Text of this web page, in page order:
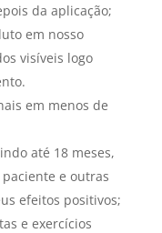
da aplicação;
em nosso
visíveis logo
em menos de
até 18 meses,
e outras
efeitos positivos;
e exercícios